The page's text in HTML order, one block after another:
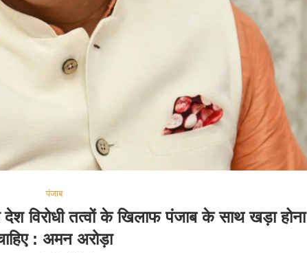
पंजाब
विरोधी तत्वों के खिलाफ पंजाब के साथ खड़ा होना
: अमन अरोड़ा